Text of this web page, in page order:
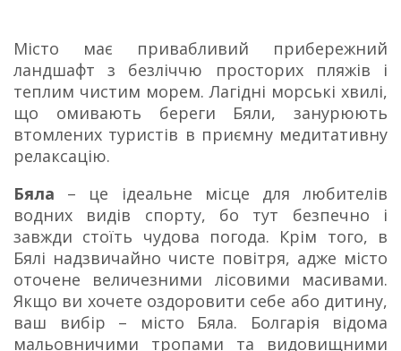
Місто має привабливий прибережний
ландшафт з безліччю просторих пляжів і
теплим чистим морем. Лагідні морські хвилі,
що омивають береги Бяли, занурюють
втомлених туристів в приємну медитативну
релаксацію.
Бяла – це ідеальне місце для любителів
водних видів спорту, бо тут безпечно і
завжди стоїть чудова погода. Крім того, в
Бялі надзвичайно чисте повітря, адже місто
оточене величезними лісовими масивами.
Якщо ви хочете оздоровити себе або дитину,
ваш вибір – місто Бяла. Болгарія відома
мальовничими тропами та видовищними